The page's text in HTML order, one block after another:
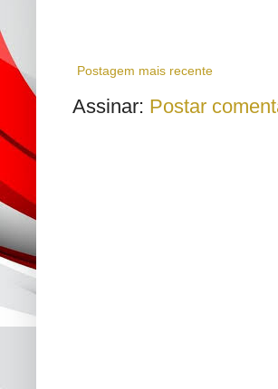
Postagem mais recente
Assinar: Postar